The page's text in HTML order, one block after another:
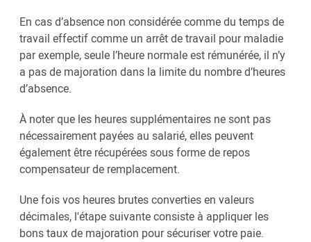
En cas d’absence non considérée comme du temps de
travail effectif comme un arrêt de travail pour maladie
par exemple, seule l’heure normale est rémunérée, il n’y
a pas de majoration dans la limite du nombre d’heures
d’absence.
À noter que les heures supplémentaires ne sont pas
nécessairement payées au salarié, elles peuvent
également être récupérées sous forme de repos
compensateur de remplacement.
Une fois vos heures brutes converties en valeurs
décimales, l'étape suivante consiste à appliquer les
bons taux de majoration pour sécuriser votre paie.